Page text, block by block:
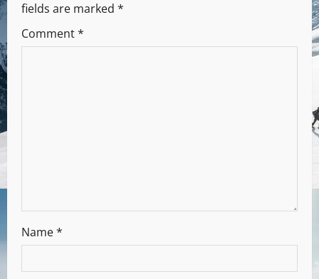
fields are marked *
Comment*
Name*